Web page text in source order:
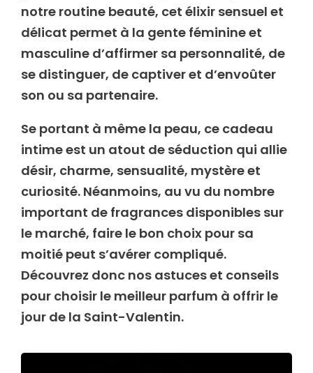
notre routine beauté, cet élixir sensuel et
délicat permet à la gente féminine et
masculine d’affirmer sa personnalité, de
se distinguer, de captiver et d’envoûter
son ou sa partenaire.
Se portant à même la peau, ce cadeau
intime est un atout de séduction qui allie
désir, charme, sensualité, mystère et
curiosité. Néanmoins, au vu du nombre
important de fragrances disponibles sur
le marché, faire le bon choix pour sa
moitié peut s’avérer compliqué.
Découvrez donc nos astuces et conseils
pour choisir le meilleur parfum à offrir le
jour de la Saint-Valentin.